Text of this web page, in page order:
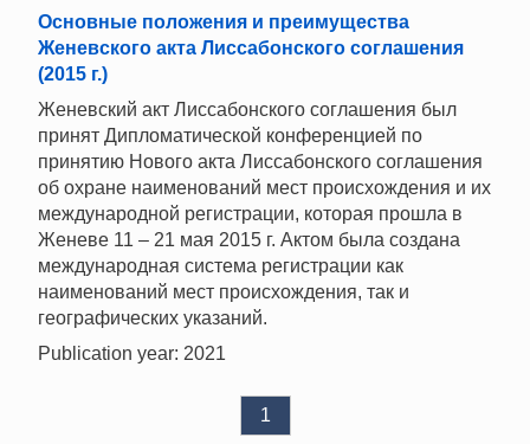
Основные положения и преимущества
Женевского акта Лиссабонского соглашения
(2015 г.)
Женевский акт Лиссабонского соглашения был
принят Дипломатической конференцией по
принятию Нового акта Лиссабонского соглашения
об охране наименований мест происхождения и их
международной регистрации, которая прошла в
Женеве 11 – 21 мая 2015 г. Актом была создана
международная система регистрации как
наименований мест происхождения, так и
географических указаний.
Publication year: 2021
1